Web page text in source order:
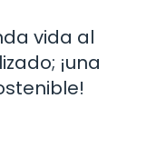
vida al
¡una